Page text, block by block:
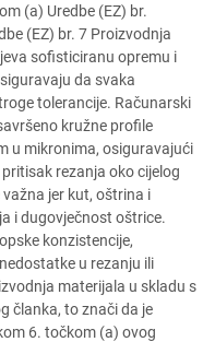
(a) Uredbe (EZ) br.
(EZ) br. 7 Proizvodnja
sofisticiranu opremu i
da svaka
tolerancije. Računarski
kružne profile
u mikronima, osiguravajući
rezanja oko cijelog
jer kut, oštrina i
i dugovječnost oštrice.
konzistencije,
u rezanju ili
materijala u skladu s
članka, to znači da je
6. točkom (a) ovog